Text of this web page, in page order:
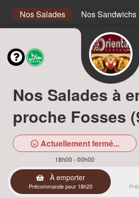
Nos Salades Nos Sandwichs
Nos Salades à
proche Fosses
Actuellement fermé...
18h00 - 00h00
À emporter
Précommande pour 18h20